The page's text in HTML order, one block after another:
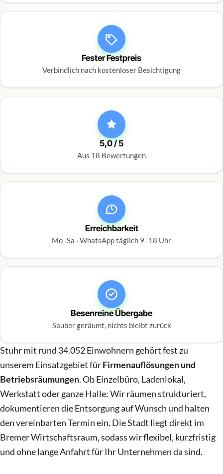
Fester Festpreis
Verbindlich nach kostenloser Besichtigung
5,0 / 5
Aus 18 Bewertungen
Erreichbarkeit
Mo–Sa · WhatsApp täglich 9–18 Uhr
Besenreine Übergabe
Sauber geräumt, nichts bleibt zurück
Stuhr mit rund 34.052 Einwohnern gehört fest zu
unserem Einsatzgebiet fürFirmenauflösungen und
Betriebsräumungen. Ob Einzelbüro, Ladenlokal,
Werkstatt oder ganze Halle: Wir räumen strukturiert,
dokumentieren die Entsorgung auf Wunsch und halten
den vereinbarten Termin ein. Die Stadt liegt direkt im
Bremer Wirtschaftsraum, sodass wir flexibel, kurzfristig
und ohne lange Anfahrt für Ihr Unternehmen da sind.